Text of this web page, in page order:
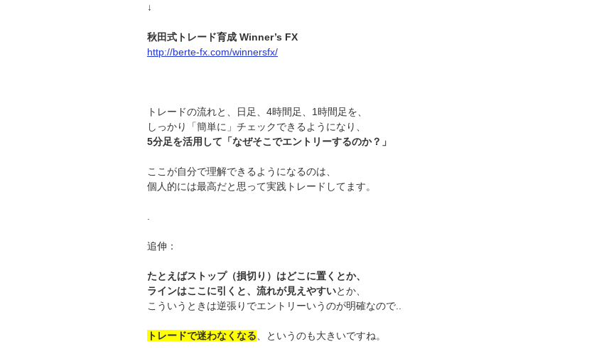
↓
秋田式トレード育成 Winner’s FX
http://berte-fx.com/winnersfx/
トレードの流れと、日足、4時間足、1時間足を、
しっかり「簡単に」チェックできるようになり、
5分足を活用して「なぜそこでエントリーするのか？」
ここが自分で理解できるようになるのは、
個人的には最高だと思って実践トレードしてます。
追伸：
たとえばストップ（損切り）はどこに置くとか、
ラインはここに引くと、流れが見えやすいとか、
こういうときは逆張りでエントリーいうのが明確なので..
トレードで迷わなくなる 、というのも大きいですね。